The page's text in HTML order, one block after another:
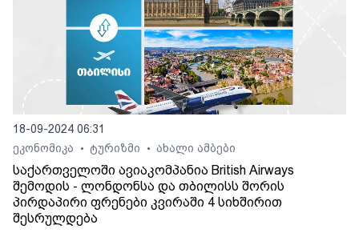
18-09-2024 06:31
ეკონომიკა
• ტურიზმი • ახალი ამბები
საქართველოში ავიაკომპანია British Airways
შემოდის - ლონდონსა და თბილისს შორის
პირდაპირი ფრენები კვირაში 4 სიხშირით
შესრულდება